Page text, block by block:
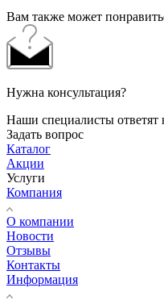
Вам также может
Нужна консультация?
Наши специалисты
Задать вопрос
Каталог
Акции
Услуги
Компания
О компании
Новости
Отзывы
Контакты
Информация